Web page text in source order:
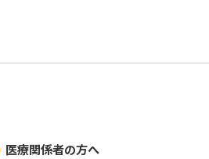
医療関係者の方へ